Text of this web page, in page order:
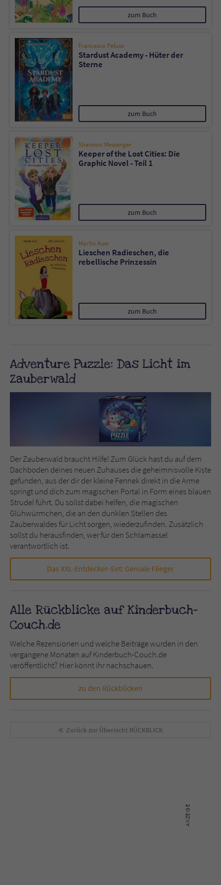
zum Buch
Francesca Peluso
Stardust Academy - Hüter der
Sterne
zum Buch
Shannon Messenger
Keeper of the Lost Cities: Die
Graphic Novel - Teil 1
zum Buch
Martin Auer
Lieschen Radieschen, die
rebellische Prinzessin
zum Buch
Adventure Puzzle: Das Licht im
Zauberwald
Der Zauberwald braucht Hilfe! Zum Glück hast du auf dem
Dachboden deines neuen Zuhauses die geheimnisvolle Kiste
gefunden, aus der dir der kleine Fennek direkt in die Arme
springt und dich zum magischen Portal in Form eines blauen
Strudel führt. Du sollst dabei helfen, die magischen
Glühwürmchen, die an den dunklen Stellen des
Zauberwaldes für Licht sorgen, wiederzufinden. Zusätzlich
sollst du herausfinden, wer für den Schlamassel
verantwortlich ist.
Das XXL-Entdecker-Set: Geniale Flieger
Alle Rückblicke auf Kinderbuch-
Couch.de
Welche Rezensionen und welche Beiträge wurden in den
vergangene Monaten auf Kinderbuch-Couch.de
veröffentlicht? Hier könnt ihr nachschauen.
zu den Rückblicken
Zurück zur Übersicht RÜCKBLICK
Name tx_pwcomments_ahash
Anbieter Literatur-Couch Medien GmbH & Co. KG
Laufzeit 1 Jahr
Zweck Cookie für Kommentare einzelner Buchtitel
Name fe_typo_user
Anbieter Literatur-Couch Medien GmbH & Co. KG
Laufzeit Session
Zweck
Dieses Cookie gewährleistet die
Kommunikation der Webseite mit dem
Benutzer. Es wird benötigt um z. B. den
Sicherheitscode des Kontaktformulars zu
überprüfen.